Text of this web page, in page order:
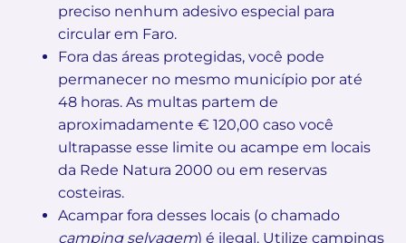
preciso nenhum adesivo especial para
circular em Faro.
Fora das áreas protegidas, você pode
permanecer no mesmo município por até
48 horas. As multas partem de
aproximadamente € 120,00 caso você
ultrapasse esse limite ou acampe em locais
da Rede Natura 2000 ou em reservas
costeiras.
Acampar fora desses locais (o chamado
camping selvagem) é ilegal. Utilize campings